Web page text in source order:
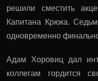
решили сместить
Капитана Крюка.
одновременно
Адам Хоровиц дал
коллегам гордится